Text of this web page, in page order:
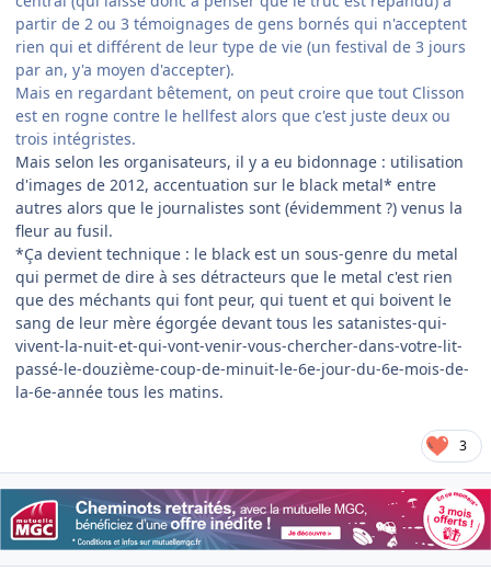
partir de 2 ou 3 témoignages de gens bornés qui n'acceptent
rien qui et différent de leur type de vie (un festival de 3 jours
par an, y'a moyen d'accepter).
Mais en regardant bêtement, on peut croire que tout Clisson
est en rogne contre le hellfest alors que c'est juste deux ou
trois intégristes.
Mais selon les organisateurs, il y a eu bidonnage : utilisation
d'images de 2012, accentuation sur le black metal* entre
autres alors que le journalistes sont (évidemment ?) venus la
fleur au fusil.
*Ça devient technique : le black est un sous-genre du metal
qui permet de dire à ses détracteurs que le metal c'est rien
que des méchants qui font peur, qui tuent et qui boivent le
sang de leur mère égorgée devant tous les satanistes-qui-
vivent-la-nuit-et-qui-vont-venir-vous-chercher-dans-votre-lit-
passé-le-douzième-coup-de-minuit-le-6e-jour-du-6e-mois-de-
la-6e-année tous les matins.
3